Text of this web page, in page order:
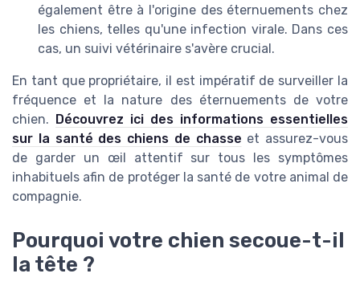
également être à l'origine des éternuements chez
les chiens, telles qu'une infection virale. Dans ces
cas, un suivi vétérinaire s'avère crucial.
En tant que propriétaire, il est impératif de surveiller la
fréquence et la nature des éternuements de votre
chien.
Découvrez ici des informations essentielles
sur la santé des chiens de chasse et assurez-vous
de garder un œil attentif sur tous les symptômes
inhabituels afin de protéger la santé de votre animal de
compagnie.
Pourquoi votre chien secoue-t-il
la tête ?